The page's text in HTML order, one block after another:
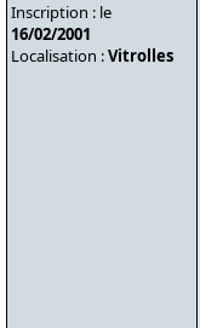
Inscription : le
16/02/2001
Localisation :Vitrolles